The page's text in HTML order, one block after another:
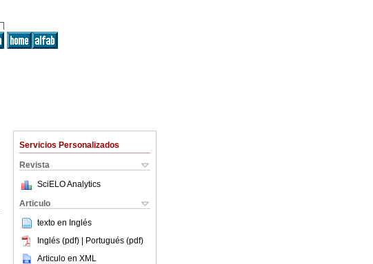
Servicios Personalizados
Revista
SciELO Analytics
Articulo
texto en Inglés
Inglés (pdf) | Portugués (pdf)
Articulo en XML